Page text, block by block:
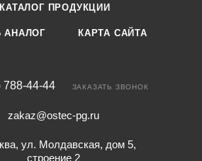
КАТАЛОГ ПРОДУКЦИИ
АНАЛОГ КАРТА САЙТА
788-44-44 ЗАКАЗАТЬ ЗВОНОК
zakaz@ostec-pg.ru
ул. Молдавская, дом 5,
строение 2